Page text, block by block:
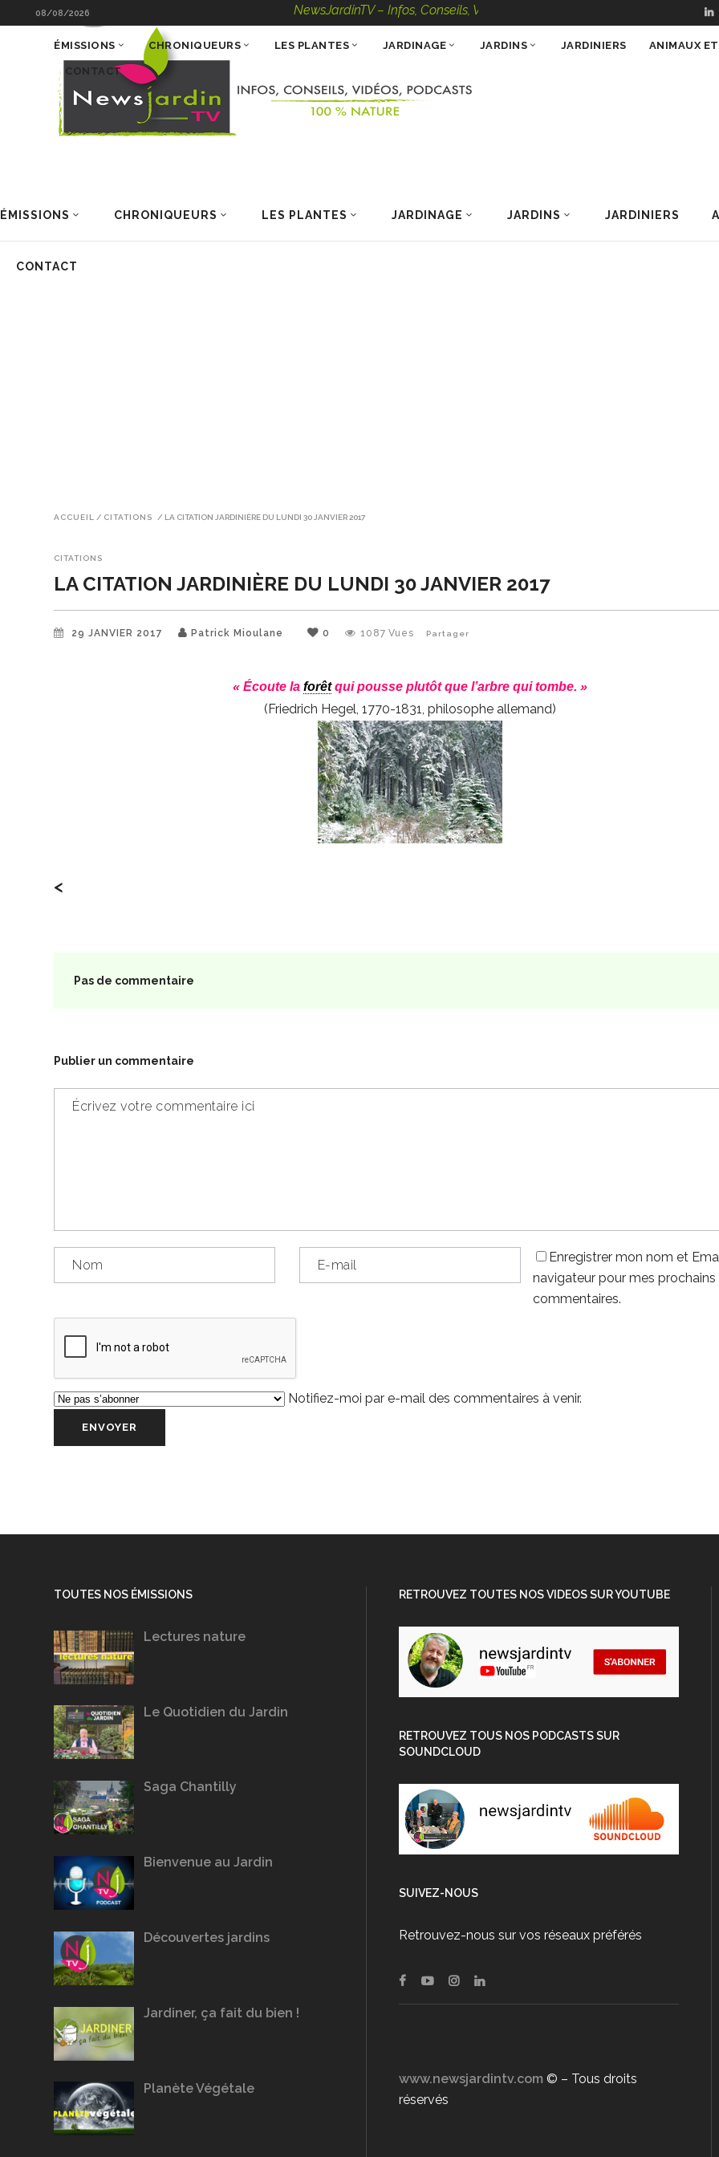
08/08/2026 NewsJardinTV – Infos, Conseils, Vidéos, Podcasts – 100 % Nature
ÉMISSIONS CHRONIQUEURS LES PLANTES JARDINAGE JARDINS JARDINIERS
CONTACT
ÉMISSIONS CHRONIQUEURS LES PLANTES JARDINAGE JARDINS JARDINIERS ANIMAUX
CONTACT
ACCUEIL / CITATIONS / LA CITATION JARDINIÈRE DU LUNDI 30 JANVIER 2017
CITATIONS
LA CITATION JARDINIÈRE DU LUNDI 30 JANVIER 2017
29 JANVIER 2017 Patrick Mioulane 0 1087 Vues Partager
« Écoute la forêtqui pousse plutôt que l’arbre qui tombe. »
(Friedrich Hegel, 1770-1831, philosophe allemand)
<
Pas de commentaire
Publier un commentaire
Enregistrer mon nom et
navigateur pour mes prochains
commentaires.
Notifiez-moi par e-mail des commentaires à venir.
TOUTES NOS ÉMISSIONS
Lectures nature
Le Quotidien du Jardin
Saga Chantilly
Bienvenue au Jardin
Découvertes jardins
Jardiner, ça fait du bien !
Planète Végétale
RETROUVEZ TOUTES NOS VIDEOS SUR YOUTUBE
RETROUVEZ TOUS NOS PODCASTS SUR
SOUNDCLOUD
SUIVEZ-NOUS
Retrouvez-nous sur vos réseaux préférés
www.newsjardintv.com © – Tous droits
réservés